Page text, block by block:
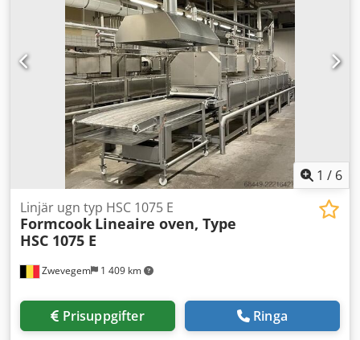
1 / 6
Zwevegem 1 409 km
Linjär ugn typ HSC 1075 E
Formcook Lineaire oven, Type
HSC 1075 E
Prisuppgifter Ringa